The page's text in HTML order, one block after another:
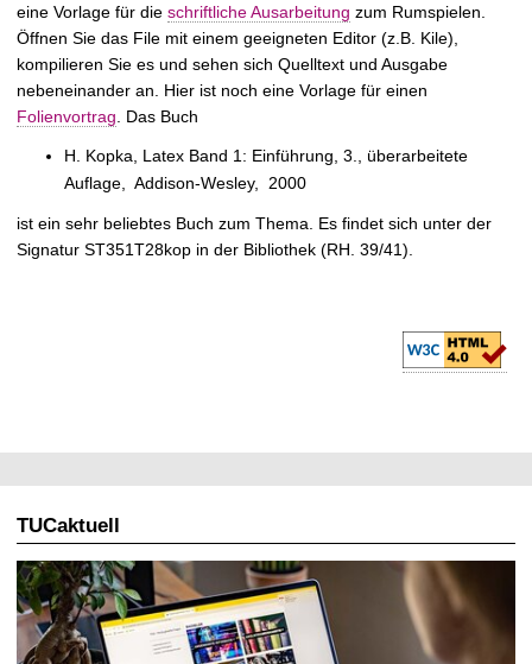
eine Vorlage für die schriftliche Ausarbeitung zum Rumspielen.
Öffnen Sie das File mit einem geeigneten Editor (z.B. Kile),
kompilieren Sie es und sehen sich Quelltext und Ausgabe
nebeneinander an. Hier ist noch eine Vorlage für einen
Folienvortrag . Das Buch
H. Kopka, Latex Band 1: Einführung, 3., überarbeitete
Auflage, Addison-Wesley, 2000
ist ein sehr beliebtes Buch zum Thema. Es findet sich unter der
Signatur ST351T28kop in der Bibliothek (RH. 39/41).
TUCaktuell